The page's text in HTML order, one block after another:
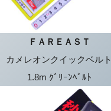
ＦＡＲＥＡＳＴ
カメレオンクイックベルト
1.8m ｸﾞﾘｰﾝﾍﾞﾙﾄ